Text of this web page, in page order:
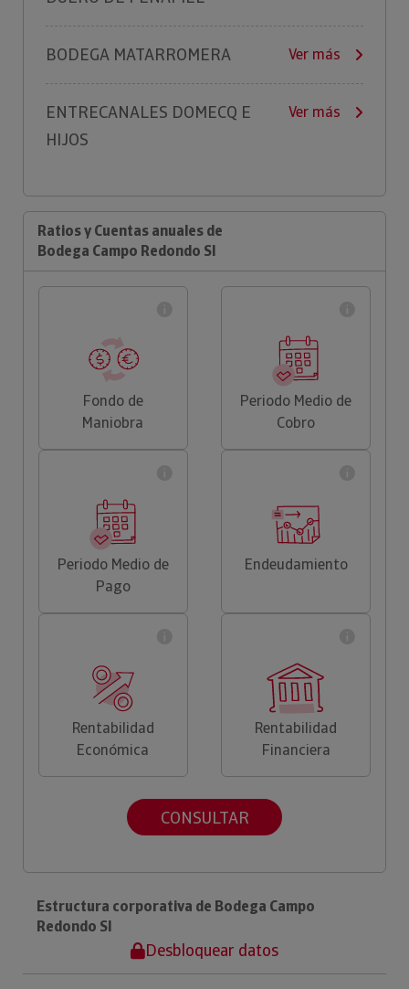
BODEGA MATARROMERA Ver más
ENTRECANALES DOMECQ E
HIJOS
Ver más
Ratios y Cuentas anuales de
Bodega Campo Redondo Sl
Fondo de
Maniobra
Periodo Medio de
Cobro
Periodo Medio de
Pago
Endeudamiento
Rentabilidad
Económica
Rentabilidad
Financiera
CONSULTAR
Estructura corporativa de Bodega Campo
Redondo Sl
Desbloquear datos